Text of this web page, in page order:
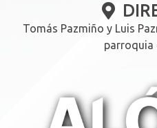
Tomás Pazmiño y Luis
parroquia